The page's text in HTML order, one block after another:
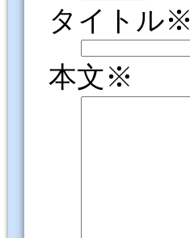
タイトル※
本文※